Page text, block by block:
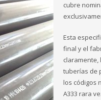
cubre
Esta
final y el
tuberías de
los códigos
A333 rara